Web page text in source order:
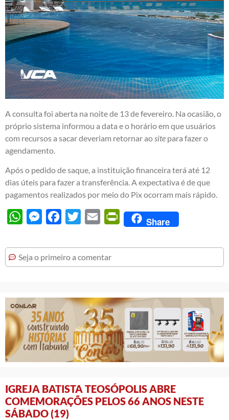
A consulta foi aberta na noite de 13 de fevereiro. Na ocasião, o
próprio sistema informou a data e o horário em que usuários
com recursos a sacar deveriam retornar aosite para fazer o
agendamento.
Após o pedido de saque, a instituição financeira terá até 12
dias úteis para fazer a transferência. A expectativa é de que
pagamentos realizados por meio do Pix ocorram mais rápido.
WhatsAppMessengerFacebook
Twitter Email PrintFriendly
Share
Seja o primeiro a comentar
IGREJA BATISTA TEOSÓPOLIS ABRE
COMEMORAÇÕES PELOS 66 ANOS NESTE
SÁBADO (19)